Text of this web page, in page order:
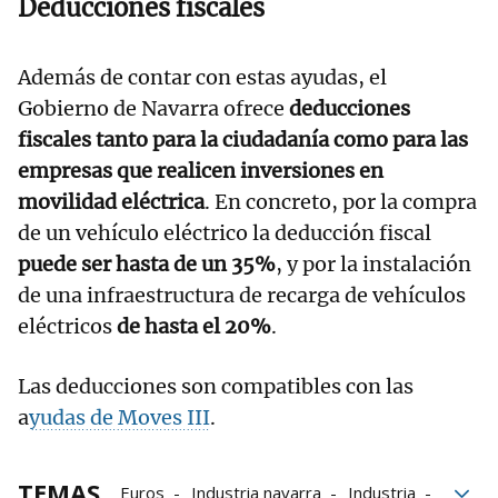
Deducciones fiscales
Además de contar con estas ayudas, el
Gobierno de Navarra ofrece deducciones
fiscales tanto para la ciudadanía como para las
empresas que realicen inversiones en
movilidad eléctrica. En concreto, por la compra
de un vehículo eléctrico la deducción fiscal
puede ser hasta de un 35%, y por la instalación
de una infraestructura de recarga de vehículos
eléctricosde hasta el 20%.
Las deducciones son compatibles con las
ayudas de Moves III.
Euros Industria navarra
Industria